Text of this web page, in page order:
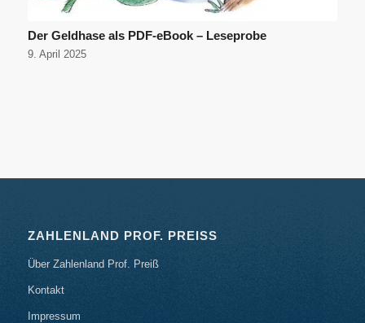
Der Geldhase als PDF-eBook – Leseprobe
9. April 2025
ZAHLENLAND PROF. PREISS
Über Zahlenland Prof. Preiß
Kontakt
Impressum